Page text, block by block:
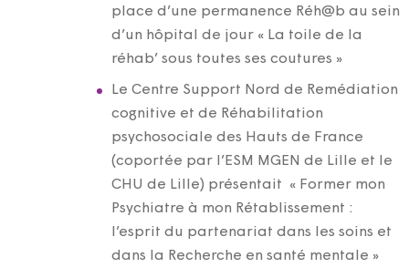
place d’une permanence Réh@b au sein
d’un hôpital de jour « La toile de la
réhab’ sous toutes ses coutures »
Le Centre Support Nord de Remédiation
cognitive et de Réhabilitation
psychosociale des Hauts de France
(coportée par l’ESM MGEN de Lille et le
CHU de Lille) présentait « Former mon
Psychiatre à mon Rétablissement :
l’esprit du partenariat dans les soins et
dans la Recherche en santé mentale »